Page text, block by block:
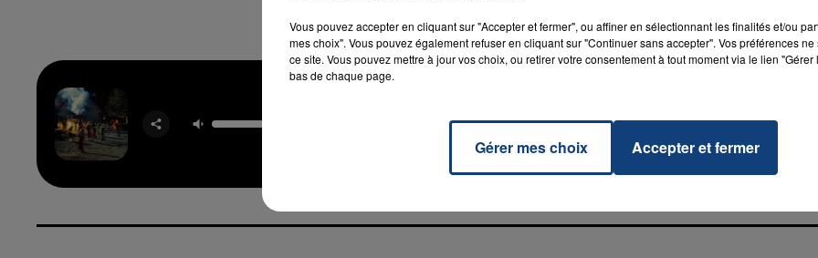
RADIO CONTACT
Vous pouvez accepter en cliquant sur "Accepter et fermer", ou affiner en sélectionnant les finalités et/ou
mes choix". Vous pouvez également refuser en cliquant sur "Continuer sans accepter". Vos préférences
ce site. Vous pouvez mettre à jour vos choix, ou retirer votre consentement à tout moment via le lien
bas de chaque page.
Gérer mes choix Accepter et fermer